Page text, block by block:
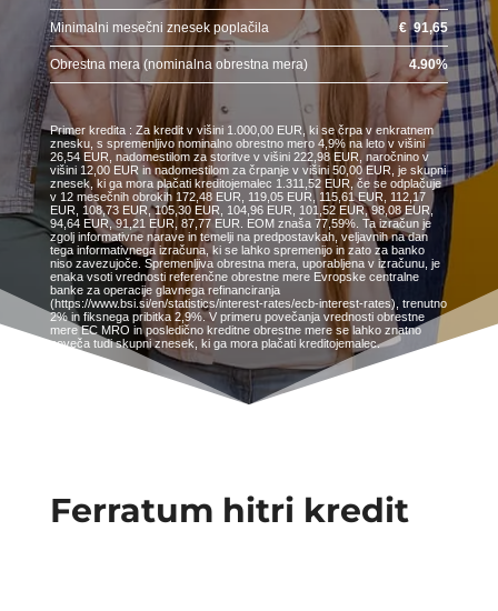
Minimalni mesečni znesek poplačila €91,65
Obrestna mera (nominalna obrestna mera) 4.90%
Primer kredita : Za kredit v višini 1.000,00 EUR, ki se črpa v enkratnem
znesku, s spremenljivo nominalno obrestno mero 4,9% na leto v višini
26,54 EUR, nadomestilom za storitve v višini 222,98 EUR, naročnino v
višini 12,00 EUR in nadomestilom za črpanje v višini 50,00 EUR, je skupni
znesek, ki ga mora plačati kreditojemalec 1.311,52 EUR, če se odplačuje
v 12 mesečnih obrokih 172,48 EUR, 119,05 EUR, 115,61 EUR, 112,17
EUR, 108,73 EUR, 105,30 EUR, 104,96 EUR, 101,52 EUR, 98,08 EUR,
94,64 EUR, 91,21 EUR, 87,77 EUR. EOM znaša 77,59%. Ta izračun je
zgolj informativne narave in temelji na predpostavkah, veljavnih na dan
tega informativnega izračuna, ki se lahko spremenijo in zato za banko
niso zavezujoče. Spremenljiva obrestna mera, uporabljena v izračunu, je
enaka vsoti vrednosti referenčne obrestne mere Evropske centralne
banke za operacije glavnega refinanciranja
(https://www.bsi.si/en/statistics/interest-rates/ecb-interest-rates), trenutno
2% in fiksnega pribitka 2,9%. V primeru povečanja vrednosti obrestne
mere EC MRO in posledično kreditne obrestne mere se lahko znatno
poveča tudi skupni znesek, ki ga mora plačati kreditojemalec.
Ferratum hitri kredit